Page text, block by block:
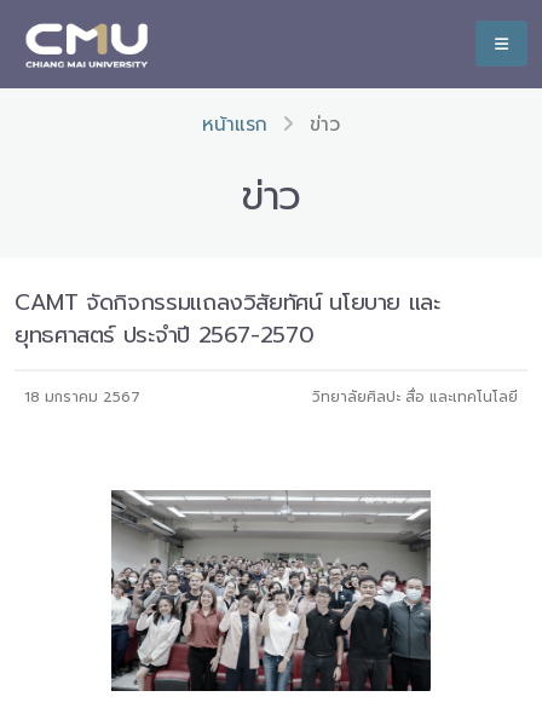
หน้าแรก ข่าว
ข่าว
CAMT จัดกิจกรรมแถลงวิสัยทัศน์ นโยบาย และ
ยุทธศาสตร์ ประจำปี 2567-2570
18 มกราคม 2567 วิทยาลัยศิลปะ สื่อ และเทคโนโลยี